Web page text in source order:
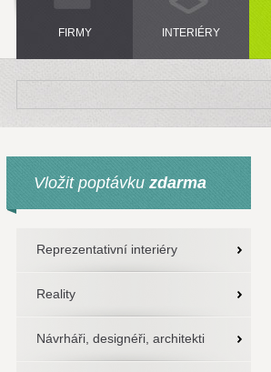
FIRMY INTERIÉRY
Vložit poptávku zdarma
Reprezentativní interiéry
Reality
Návrháři, designéři, architekti